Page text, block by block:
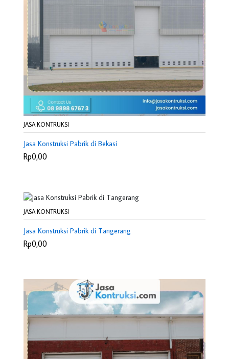
JASA KONTRUKSI
Jasa Konstruksi Pabrik di Bekasi
Rp0,00
JASA KONTRUKSI
Jasa Konstruksi Pabrik di Tangerang
Rp0,00